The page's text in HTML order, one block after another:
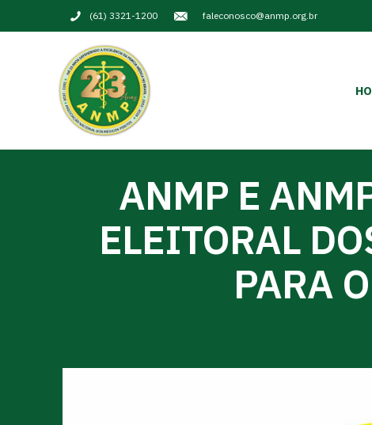
(61) 3321-1200 faleconosco@anmp.org.br
ANMP E
ELEITORAL
PARA